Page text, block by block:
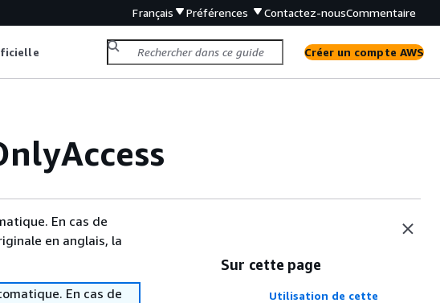
Français Préférences Contactez-nousCommentaire
Créer un compte AWS
En cas de
en anglais, la
En cas de
Sur cette page
Utilisation de cette